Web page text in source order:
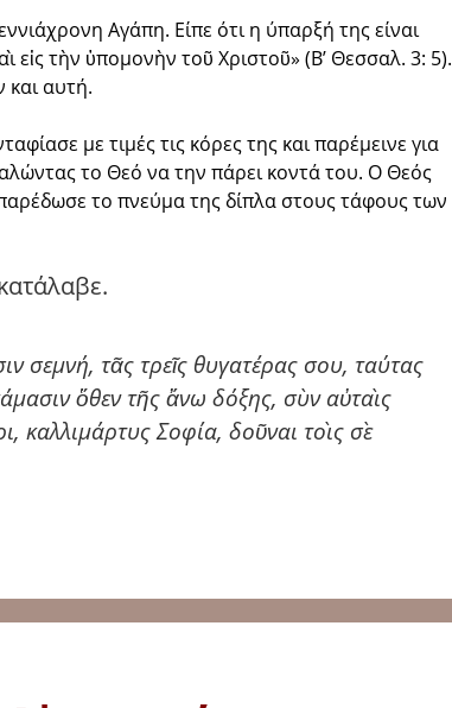
Αγάπη. Είπε ότι η ύπαρξή της είναι
εἰς τὴν ὑπομονὴν τοῦ Χριστοῦ» (Β’ Θεσσαλ. 3: 5).
αυτή.
με τιμές τις κόρες της και παρέμεινε για
το Θεό να την πάρει κοντά του. Ο Θεός
το πνεύμα της δίπλα στους τάφους των
σεμνή, τᾶς τρεῖς θυγατέρας σου, ταύτας
ὅθεν τῆς ἄνω δόξης, σὺν αὐταὶς
καλλιμάρτυς Σοφία, δοῦναι τοὶς σὲ